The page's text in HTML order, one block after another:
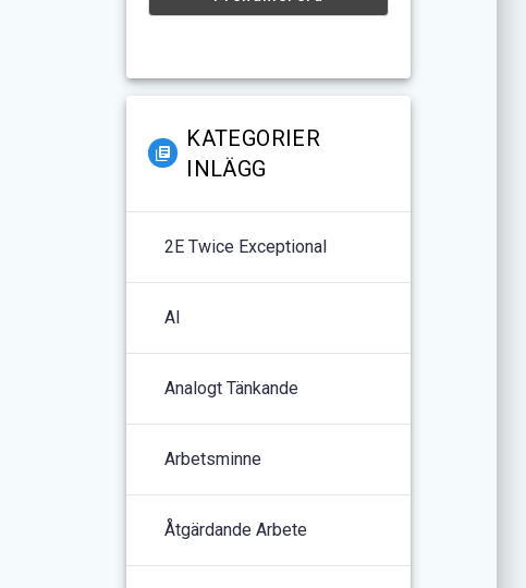
KATEGORIER
INLÄGG
2E Twice Exceptional
AI
Analogt Tänkande
Arbetsminne
Åtgärdande Arbete